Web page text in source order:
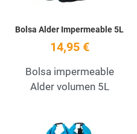
Bolsa Alder Impermeable 5L
14,95 €
Bolsa impermeable
Alder volumen 5L
Add to Wishlist